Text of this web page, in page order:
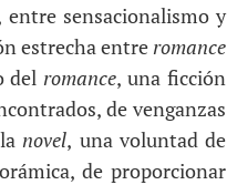
sensacionalismo y
estrecha entre romance
del romance, una ficción
de venganzas
lanovel, una voluntad de
de proporcionar